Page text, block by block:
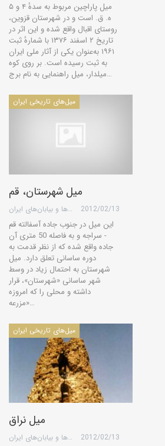
میل پاراچین مربوط به سدهٔ ۴ و ۵
ه. ق. است و در شهرستان قزوین،
روستای اقبال واقع شده و این اثر در
تاریخ ۲ اسفند ۱۳۷۶ با شمارهٔ ثبت
۱۹۶۱ به‌عنوان یکی از آثار ملی ایران
به ثبت رسیده است. بر روی کوه
میلدار، میل راهنمایی به نام برج…
میل‌های تاریخی ایران
میل شهرستان، قم
گروه کویرها و بیابان‌های ایران 2012/02/13
این میل در جنوب جاده آسفالته قم
- سراجه و به فاصله 50 متری آن
جاده واقع شده كه از نظر قدمت به
دوره ساسانی تعلق دارد. میل
شهرستان به احتمال زیاد در وسط
شهر ساسانی «شهرستان»، قرار
داشته و محلی را كه امروزه
«مزرعه…
میل‌های تاریخی ایران
میل نراق
گروه کویرها و بیابان‌های ایران 2012/02/13